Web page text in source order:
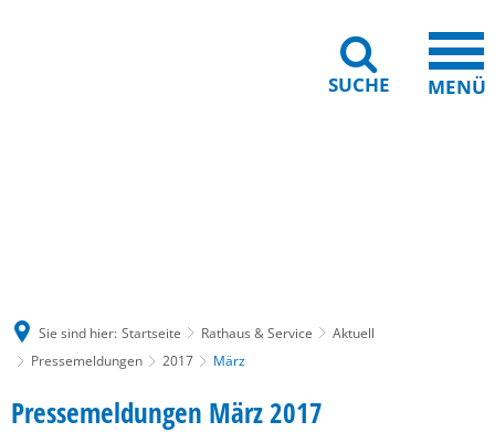
SUCHE MENÜ
Sie sind hier: Startseite Rathaus & Service
Aktuell
Pressemeldungen
2017 März
März
Pressemeldungen März 2017